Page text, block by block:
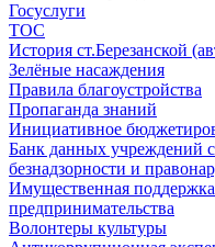
Госуслуги
ТОС
История ст.Березанской
Зелёные насаждения
Правила благоустройства
Пропаганда знаний
Инициативное
Банк данных учреждений
безнадзорности и
Имущественная
предпринимательства
Волонтеры культуры